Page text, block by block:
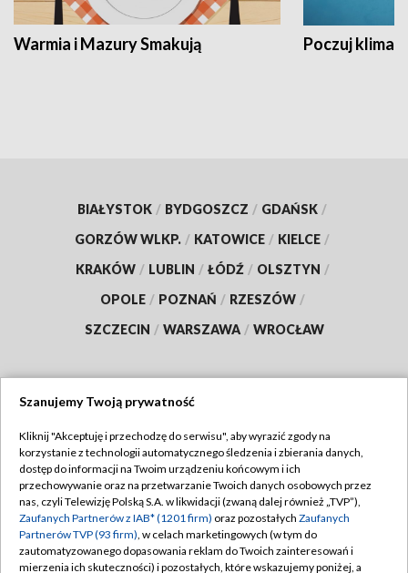
Warmia i Mazury Smakują Poczuj klimat
BIAŁYSTOK / BYDGOSZCZ / GDAŃSK /
GORZÓW WLKP. / KATOWICE / KIELCE /
KRAKÓW / LUBLIN / ŁÓDŹ / OLSZTYN /
OPOLE / POZNAŃ / RZESZÓW /
SZCZECIN / WARSZAWA / WROCŁAW
TVP
Abonament TVP
Emisja w TVP
Centrum informacji TVP
Regulamin TVP
Polityka prywatności
Moje zgody
Szanujemy Twoją prywatność
Kliknij "Akceptuję i przechodzę do serwisu", aby wyrazić zgody na
korzystanie z technologii automatycznego śledzenia i zbierania danych,
dostęp do informacji na Twoim urządzeniu końcowym i ich
przechowywanie oraz na przetwarzanie Twoich danych osobowych przez
nas, czyli Telewizję Polską S.A. w likwidacji (zwaną dalej również „TVP”),
Zaufanych Partnerów z IAB* (1201 firm) oraz pozostałych Zaufanych
Partnerów TVP (93 firm), w celach marketingowych (w tym do
zautomatyzowanego dopasowania reklam do Twoich zainteresowań i
mierzenia ich skuteczności) i pozostałych, które wskazujemy poniżej, a